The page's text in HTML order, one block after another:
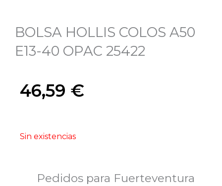
BOLSA HOLLIS COLOS A50
E13-40 OPAC 25422
46,59 €
Sin existencias
Pedidos para Fuerteventura